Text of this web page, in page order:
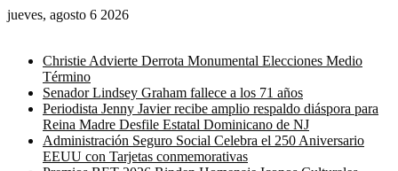
jueves, agosto 6 2026
Christie Advierte Derrota Monumental Elecciones Medio
Término
Senador Lindsey Graham fallece a los 71 años
Periodista Jenny Javier recibe amplio respaldo diáspora para
Reina Madre Desfile Estatal Dominicano de NJ
Administración Seguro Social Celebra el 250 Aniversario
EEUU con Tarjetas conmemorativas